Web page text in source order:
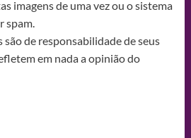
imagens de uma vez ou o sistema
spam.
de responsabilidade de seus
em nada a opinião do